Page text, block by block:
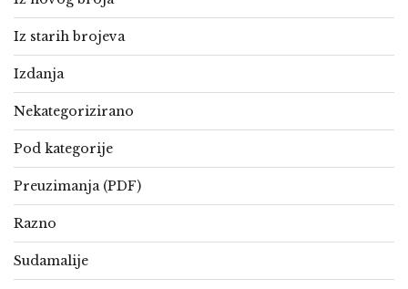
Iz starih brojeva
Izdanja
Nekategorizirano
Pod kategorije
Preuzimanja (PDF)
Razno
Sudamalije